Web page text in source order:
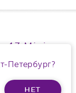
Петербург?
НЕТ
13 Mini